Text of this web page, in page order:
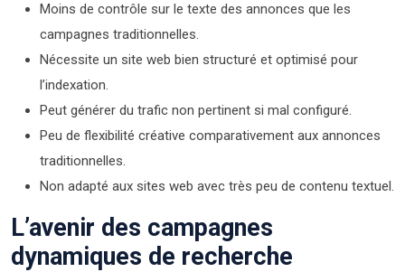
Moins de contrôle sur le texte des annonces que les
campagnes traditionnelles.
Nécessite un site web bien structuré et optimisé pour
l’indexation.
Peut générer du trafic non pertinent si mal configuré.
Peu de flexibilité créative comparativement aux annonces
traditionnelles.
Non adapté aux sites web avec très peu de contenu textuel.
L’avenir des campagnes
dynamiques de recherche